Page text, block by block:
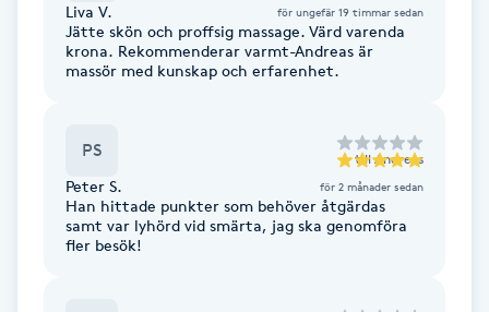
Extensions
Extensions borttagning
Eyeliner-tatuering
Face framing
Liva V. för ungefär 19 timmar sedan
Jätte skön och proffsig massage. Värd varenda
krona. Rekommenderar varmt-Andreas är
massör med kunskap och erfarenhet.
PS till Andreas
Peter S. för 2 månader sedan
Han hittade punkter som behöver åtgärdas
samt var lyhörd vid smärta, jag ska genomföra
fler besök!